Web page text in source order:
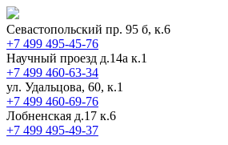
Севастопольский пр. 95 б, к.6
+7 499 495-45-76
Научный проезд д.14а к.1
+7 499 460-63-34
ул. Удальцова, 60, к.1
+7 499 460-69-76
Лобненская д.17 к.6
+7 499 495-49-37